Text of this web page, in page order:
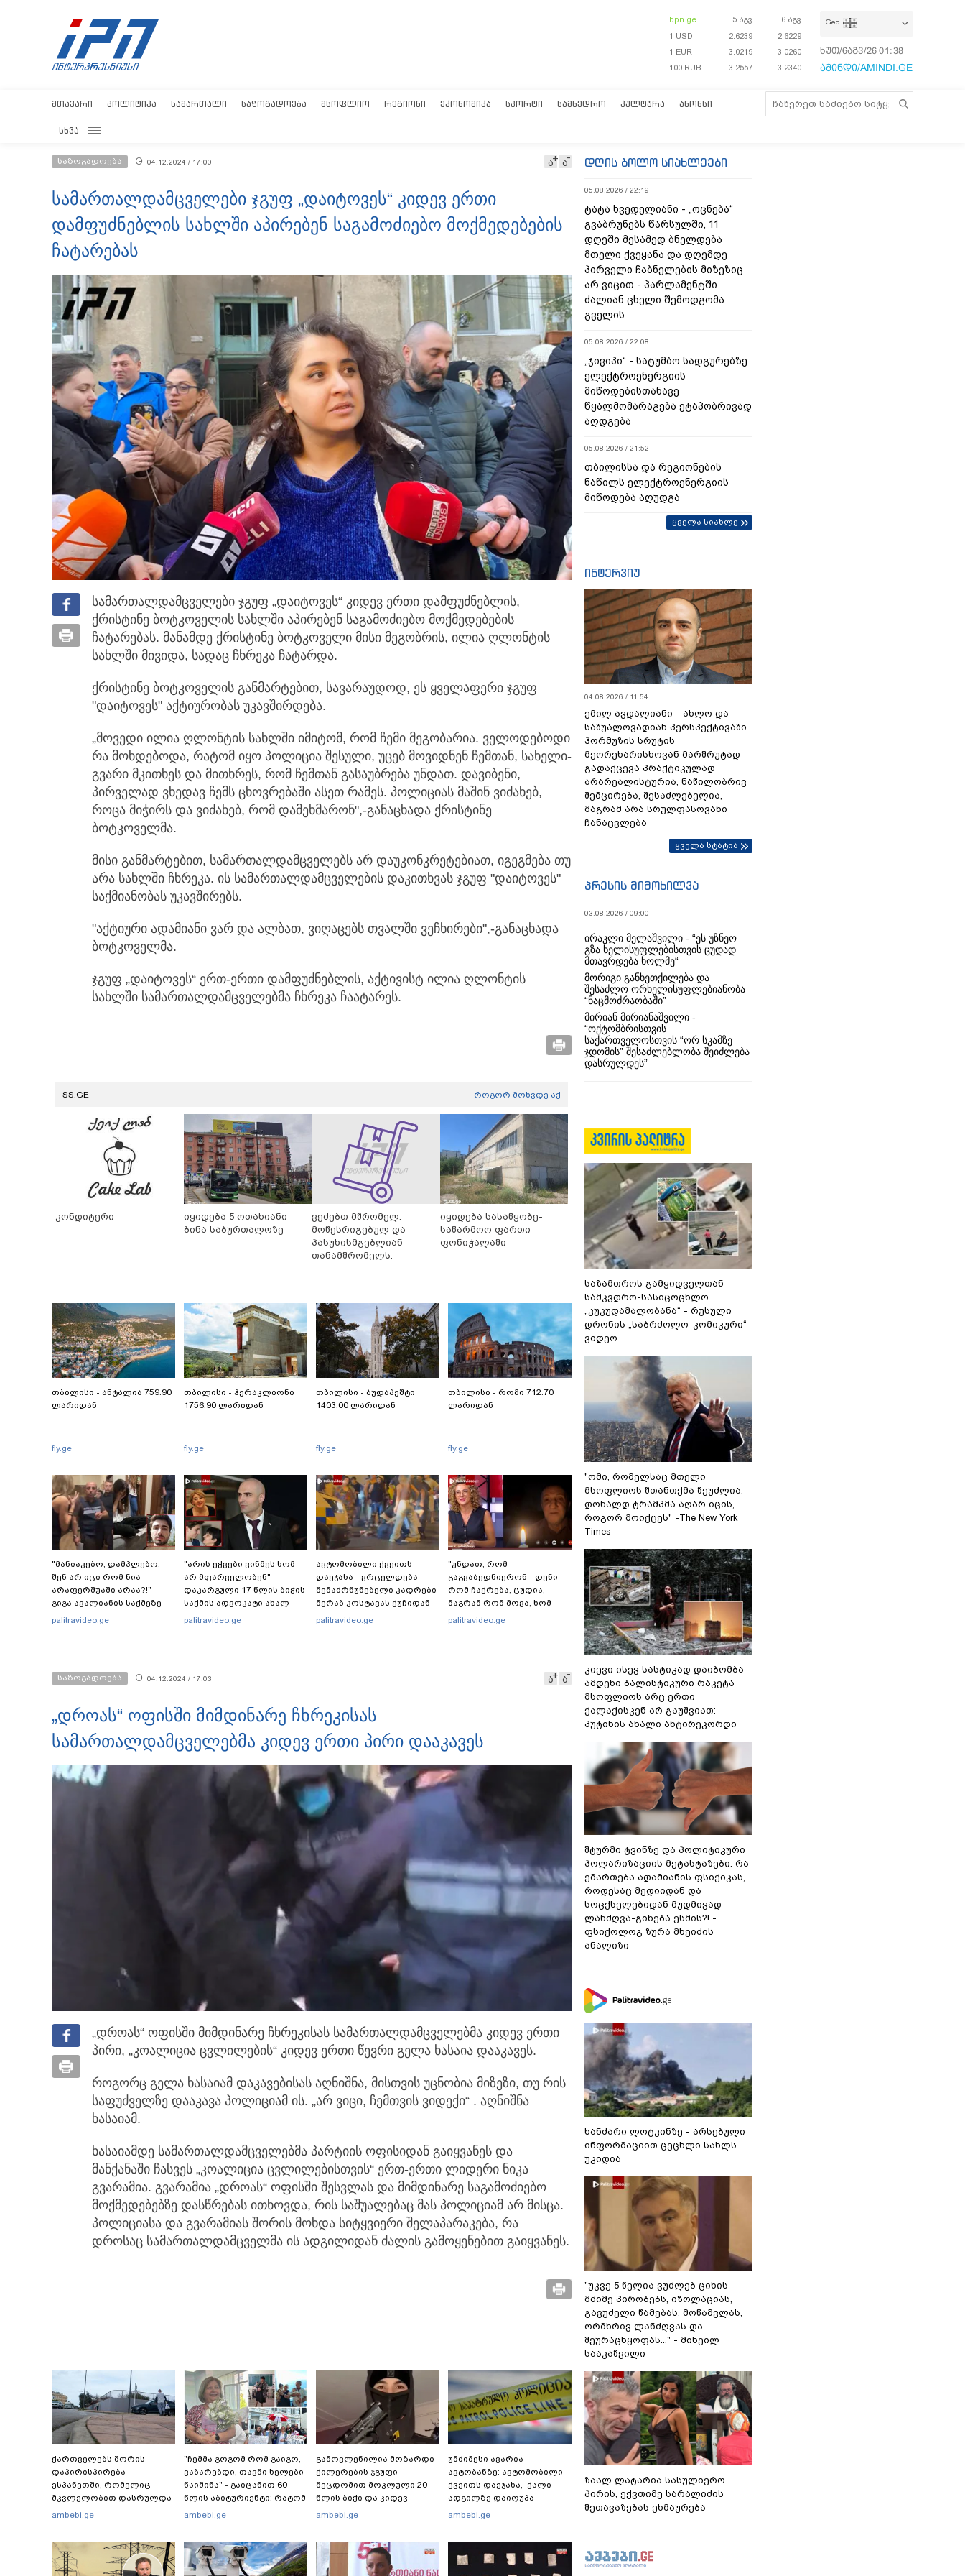
bpn.ge 5 აგვ
6 აგვ
1 USD
2.6239
2.6229
1 EUR
3.0219
3.0260
100 RUB
3.2557 3.2340
Geo
ხუთ/6აგვ/26 01:38:27
ამინდი/AMINDI.GE
ᲛᲗᲐᲕᲐᲠᲘ ᲞᲝᲚᲘᲢᲘᲙᲐ ᲡᲐᲛᲐᲠᲗᲐᲚᲘ ᲡᲐᲖᲝᲒᲐᲓᲝᲔᲑᲐ ᲛᲡᲝᲤᲚᲘᲝ ᲠᲔᲒᲘᲝᲜᲘ ᲔᲙᲝᲜᲝᲛᲘᲙᲐ ᲡᲞᲝᲠᲢᲘ ᲡᲐᲛᲮᲔᲓᲠᲝ ᲙᲣᲚᲢᲣᲠᲐ ᲐᲜᲝᲜᲡᲘ
ᲡᲮᲕᲐ
საზოგადოება 04.12.2024 / 17:00 ა ა
სამართალდამცველები ჯგუფ „დაიტოვეს“ კიდევ ერთი
დამფუძნებლის სახლში აპირებენ საგამოძიებო მოქმედებების
ჩატარებას
სამართალდამცველები ჯგუფ „დაიტოვეს“ კიდევ ერთი დამფუძნებლის,
ქრისტინე ბოტკოველის სახლში აპირებენ საგამოძიებო მოქმედებების
ჩატარებას. მანამდე ქრისტინე ბოტკოველი მისი მეგობრის, ილია ღლონტის
სახლში მივიდა, სადაც ჩხრეკა ჩატარდა.
ქრისტინე ბოტკოველის განმარტებით, სავარაუდოდ, ეს ყველაფერი ჯგუფ
"დაიტოვეს" აქტიურობას უკავშირდება.
„მოვედი ილია ღლონტის სახლში იმიტომ, რომ ჩემი მეგობარია. ველოდებოდი
რა მოხდებოდა, რატომ იყო პოლიცია შესული, უცებ მოვიდნენ ჩემთან, სახელი-
გვარი მკითხეს და მითხრეს, რომ ჩემთან გასაუბრება უნდათ. დავიბენი,
პირველად ვხედავ ჩემს ცხოვრებაში ასეთ რამეს. პოლიციას მაშინ ვიძახებ,
როცა მიჭირს და ვიძახებ, რომ დამეხმარონ",-განაცხადა ქრისტინე
ბოტკოველმა.
მისი განმარტებით, სამართალდამცველებს არ დაუკონკრეტებიათ, იგეგმება თუ
არა სახლში ჩხრეკა. ის სამართალდამცველების დაკითხვას ჯგუფ "დაიტოვეს"
საქმიანობას უკავშირებს.
"აქტიური ადამიანი ვარ და ალბათ, ვიღაცებს თვალში ვეჩხირები",-განაცხადა
ბოტკოველმა.
ჯგუფ „დაიტოვეს“ ერთ-ერთი დამფუძნებლის, აქტივისტ ილია ღლონტის
სახლში სამართალდამცველებმა ჩხრეკა ჩაატარეს.
SS.GE როგორ მოხვდე აქ
კონდიტერი
იყიდება 5 ოთახიანი
ბინა საბურთალოზე
ვეძებთ მშრომელ.
მოწესრიგებულ და
პასუხისმგებლიან
თანამშრომელს.
იყიდება სასაწყობე-
საწარმოო ფართი
ფონიჭალაში
თბილისი - ანტალია 759.90
ლარიდან
fly.ge
თბილისი - ჰერაკლიონი
1756.90 ლარიდან
fly.ge
თბილისი - ბუდაპეშტი
1403.00 ლარიდან
fly.ge
თბილისი - რომი 712.70
ლარიდან
fly.ge
"მანიაკებო, დამპლებო,
შენ არ იცი რომ ნია
არაფერშუაში არაა?!" -
გიგა ავალიანის საქმეზე
ნია იმნაძეს აკავებენ
palitravideo.ge
"არის ეჭვები ვინმეს ხომ
არ მფარველობენ" -
დაკარგული 17 წლის ბიჭის
საქმის ადვოკატი ახალ
გარემოებებზე საუბრობს
palitravideo.ge
ავტომობილი ქვეითს
დაეჯახა - ვრცელდება
შემაძრწუნებელი კადრები
მერაბ კოსტავას ქუჩიდან
palitravideo.ge
"უნდათ, რომ
გაგვაბედნიერონ - დენი
რომ ჩაქრება, ცუდია,
მაგრამ რომ მოვა, ხომ
გაგვეხარდება“ -
palitravideo.ge
საზოგადოება 04.12.2024 / 17:03 ა ა
„დროას“ ოფისში მიმდინარე ჩხრეკისას
სამართალდამცველებმა კიდევ ერთი პირი დააკავეს
„დროას“ ოფისში მიმდინარე ჩხრეკისას სამართალდამცველებმა კიდევ ერთი
პირი, „კოალიცია ცვლილების“ კიდევ ერთი წევრი გელა ხასაია დააკავეს.
როგორც გელა ხასაიამ დაკავებისას აღნიშნა, მისთვის უცნობია მიზეზი, თუ რის
საფუძველზე დააკავა პოლიციამ ის. „არ ვიცი, ჩემთვის ვიდექი“ . აღნიშნა
ხასაიამ.
ხასაიამდე სამართალდამცველებმა პარტიის ოფისიდან გაიყვანეს და
მანქანაში ჩასვეს „კოალიცია ცვლილებისთვის“ ერთ-ერთი ლიდერი ნიკა
გვარამია. გვარამია „დროას“ ოფისში შესვლას და მიმდინარე საგამოძიებო
მოქმედებებზე დასწრებას ითხოვდა, რის საშუალებაც მას პოლიციამ არ მისცა.
პოლიციასა და გვარამიას შორის მოხდა სიტყვიერი შელაპარაკება, რა
დროსაც სამართალდამცველმა ის ადგილიდან ძალის გამოყენებით გაიყვანეს.
ქართველებს შორის
დაპირისპირება
ესპანეთში, რომელიც
მკვლელობით დასრულდა
- რას წერს
შეეჯახა ჟორასა და
რაინდის"
ambebi.ge
"ჩემმა გოგომ რომ გაიგო,
ვაბარებდი, თავში ხელები
წაიშინა" - გაიცანით 60
წლის აბიტურიენტი: რატომ
გადაწყვიტა ბაგრატიონთა
ambebi.ge
გამოვლენილია მოზარდი
ქილერების ჯგუფი -
შეცდომით მოკლული 20
წლის ბიჭი და კიდევ
უამრავი მსხვერპლი:
სპეცოპერაციის შემდეგ
ambebi.ge
უმძიმესი ავარია
ავტობანზე: ავტომობილი
ქვეითს დაეჯახა, ქალი
ადგილზე დაიღუპა
ambebi.ge
დღის ბოლო სიახლეები
05.08.2026 / 22:19
ტატა ხვედელიანი - „ოცნება“
გვაბრუნებს წარსულში, 11
დღეში მესამედ ბნელდება
მთელი ქვეყანა და დღემდე
პირველი ჩაბნელების მიზეზიც
არ ვიცით - პარლამენტში
ძალიან ცხელი შემოდგომა
გველის
05.08.2026 / 22:08
„ჯივიპი“ - სატუმბო სადგურებზე
ელექტროენერგიის
მიწოდებისთანავე
წყალმომარაგება ეტაპობრივად
აღდგება
05.08.2026 / 21:52
თბილისსა და რეგიონების
ნაწილს ელექტროენერგიის
მიწოდება აღუდგა
ყველა სიახლე
ინტერვიუ
04.08.2026 / 11:54
ემილ ავდალიანი - ახლო და
საშუალოვადიან პერსპექტივაში
ჰორმუზის სრუტის
მეორეხარისხოვან მარშრუტად
გადაქცევა პრაქტიკულად
არარეალისტურია, ნაწილობრივ
შემცირება, შესაძლებელია,
მაგრამ არა სრულფასოვანი
ჩანაცვლება
ყველა სტატია
პრესის მიმოხილვა
03.08.2026 / 09:00
ირაკლი მელაშვილი - “ეს უზნეო
გზა ხელისუფლებისთვის ცუდად
მთავრდება ხოლმე“
მორიგი განხეთქილება და
შესაძლო ორხელისუფლებიანობა
“ნაცმოძრაობაში”
მირიან მირიანაშვილი -
“ოქტომბრისთვის
საქართველოსთვის “ორ სკამზე
ჯდომის” შესაძლებლობა შეიძლება
დასრულდეს”
საზამთროს გამყიდველთან
სამკვდრო-სასიცოცხლო
„კუკუდამალობანა“ - რუსული
დრონის „საბრძოლო-კომიკური“
ვიდეო
"ომი, რომელსაც მთელი
მსოფლიოს შთანთქმა შეუძლია:
დონალდ ტრამპმა აღარ იცის,
როგორ მოიქცეს" -The New York
Times
კიევი ისევ სასტიკად დაიბომბა -
ამდენი ბალისტიკური რაკეტა
მსოფლიოს არც ერთი
ქალაქისკენ არ გაუშვიათ:
პუტინის ახალი ანტირეკორდი
შტურმი ტვინზე და პოლიტიკური
პოლარიზაციის მეტასტაზები: რა
ემართება ადამიანის ფსიქიკას,
როდესაც მედიიდან და
სოცქსელებიდან მუდმივად
ლანძღვა-გინება ესმის?! -
ფსიქოლოგ ზურა მხეიძის
ანალიზი
ხანძარი ლოტკინზე - არსებული
ინფორმაციით ცეცხლი სახლს
უკიდია
"უკვე 5 წელია ვუძლებ ციხის
მძიმე პირობებს, იზოლაციას,
გავუძელი წამებას, მოწამვლას,
ორმხრივ ლანძღვას და
შეურაცხყოფას..." - მიხეილ
სააკაშვილი
ზაალ ლატარია სასულიერო
პირის, ექვთიმე სარალიძის
შეთავაზებას ეხმაურება